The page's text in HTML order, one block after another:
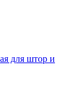
для штор и